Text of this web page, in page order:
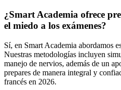
¿Smart Academia ofrece
el miedo a los exámenes?
Sí, en Smart Academia abordamos
Nuestras metodologías incluyen
manejo de nervios, además de un
prepares de manera integral y
francés en 2026.